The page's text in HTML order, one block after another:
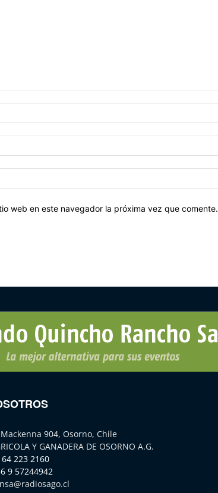
web en este navegador la próxima vez que comente.
904, Osorno, Chile
Y GANADERA DE OSORNO A.G.
223 2160
9 57244942